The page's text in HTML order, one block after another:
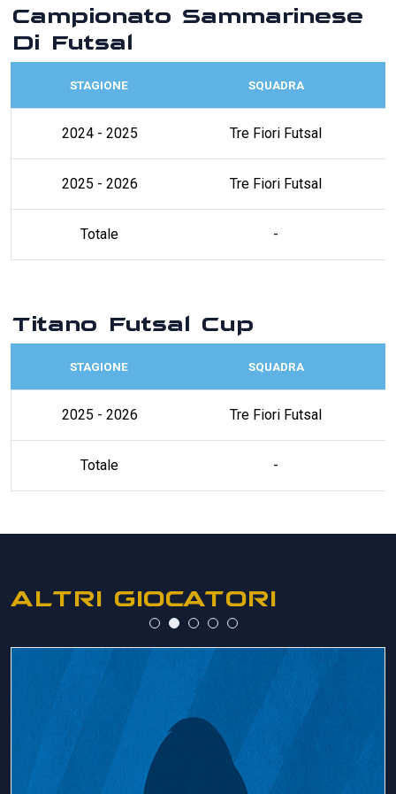
Campionato Sammarinese
Di Futsal
STAGIONE SQUADRA
2024 - 2025 Tre Fiori Futsal
2025 - 2026 Tre Fiori Futsal
Totale -
Titano Futsal Cup
STAGIONE SQUADRA
2025 - 2026 Tre Fiori Futsal
Totale -
ALTRI GIOCATORI